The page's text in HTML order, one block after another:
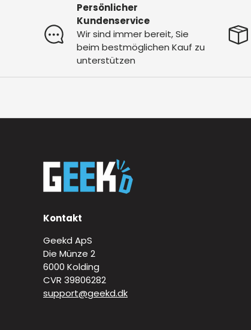
Persönlicher
Kundenservice
Wir sind immer bereit, Sie
beim bestmöglichen Kauf zu
unterstützen
Kontakt
Geekd ApS
Die Münze 2
6000 Kolding
CVR 39806282
support@geekd.dk